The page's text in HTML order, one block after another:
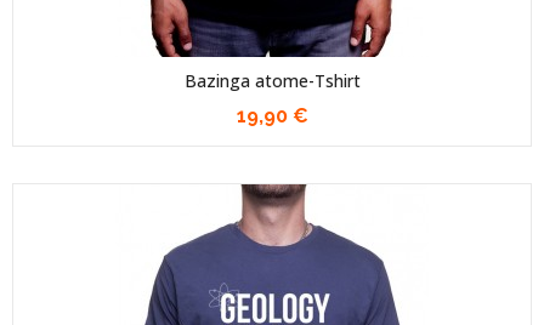
Bazinga atome-Tshirt
19,90 €